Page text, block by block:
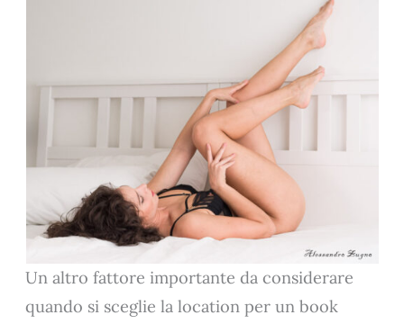
Un altro fattore importante da considerare
quando si sceglie la location per un book